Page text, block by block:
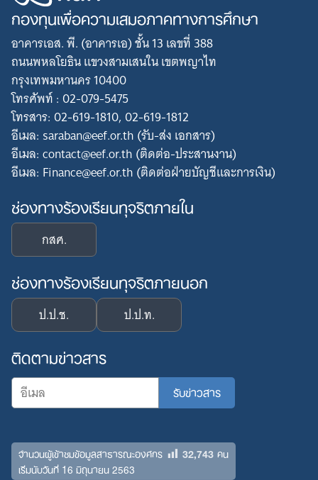
กองทุนเพื่อความเสมอภาคทางการศึกษา
อาคารเอส. พี. (อาคารเอ) ชั้น 13 เลขที่ 388
ถนนพหลโยธิน แขวงสามเสนใน เขตพญาไท
กรุงเทพมหานคร 10400
โทรศัพท์ : 02-079-5475
โทรสาร: 02-619-1810, 02-619-1812
อีเมล: saraban@eef.or.th (รับ-ส่ง เอกสาร)
อีเมล: contact@eef.or.th (ติดต่อ-ประสานงาน)
อีเมล: Finance@eef.or.th (ติดต่อฝ่ายบัญชีและการเงิน)
ช่องทางร้องเรียนทุจริตภายใน
กสศ.
ช่องทางร้องเรียนทุจริตภายนอก
ป.ป.ช. ป.ป.ท.
ติดตามข่าวสาร
จำนวนผู้เข้าชมข้อมูลสาธารณะองค์กร 32,743คน
เริ่มนับวันที่ 16 มิถุนายน 2563